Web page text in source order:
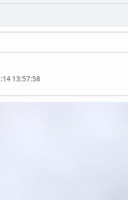
13:57:58